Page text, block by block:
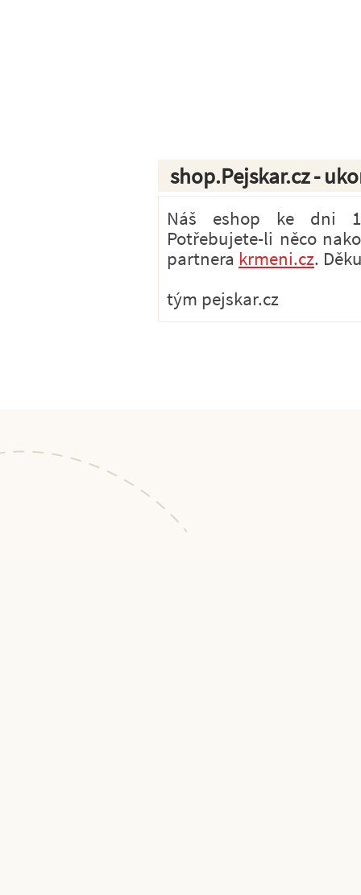
shop.Pejskar.cz -
Náš eshop ke dni
Potřebujete-li něco
partnera krmeni.cz.
tým pejskar.cz